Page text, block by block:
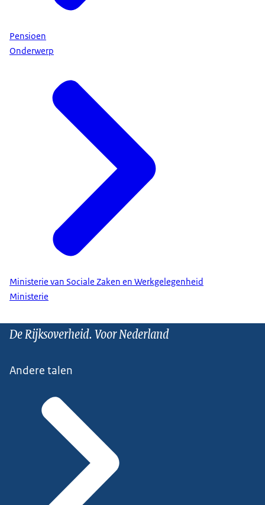
Pensioen
Onderwerp
Ministerie van Sociale Zaken en Werkgelegenheid
Ministerie
De Rijksoverheid. Voor Nederland
Andere talen